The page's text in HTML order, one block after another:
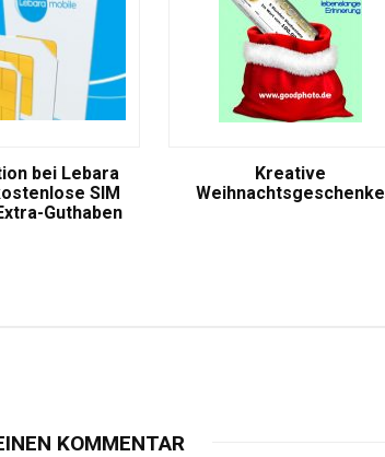
bei Lebara
SIM
Guthaben
Kreative
Weihnachtsgeschenke
KOMMENTAR